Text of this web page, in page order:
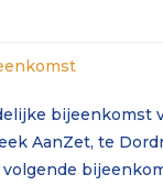
bijeenkomst
AanZet, te